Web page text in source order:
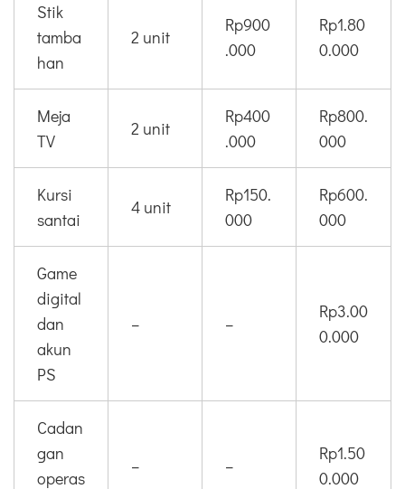
Stik
tamba
han
2 unit
Rp900
.000
Rp1.80
0.000
Meja
TV
2 unit
Rp400
.000
Rp800.
000
Kursi
santai
4 unit
Rp150.
000
Rp600.
000
Game
digital
dan
akun
PS
– –
Rp3.00
0.000
Cadan
gan
operas
– –
Rp1.50
0.000